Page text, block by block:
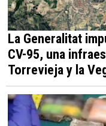
La Generalitat
CV-95, una
Torrevieja y la